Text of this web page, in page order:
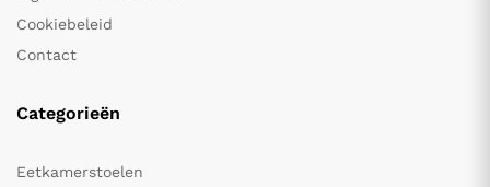
Cookiebeleid
Contact
Categorieën
Eetkamerstoelen